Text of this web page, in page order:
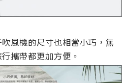
風機的尺寸也相當小巧，無
攜帶都更加方便。